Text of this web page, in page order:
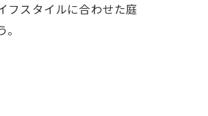
フスタイルに合わせた庭